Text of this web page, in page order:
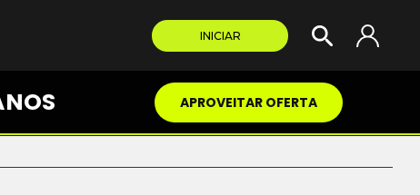
INICIAR
APROVEITAR OFERTA